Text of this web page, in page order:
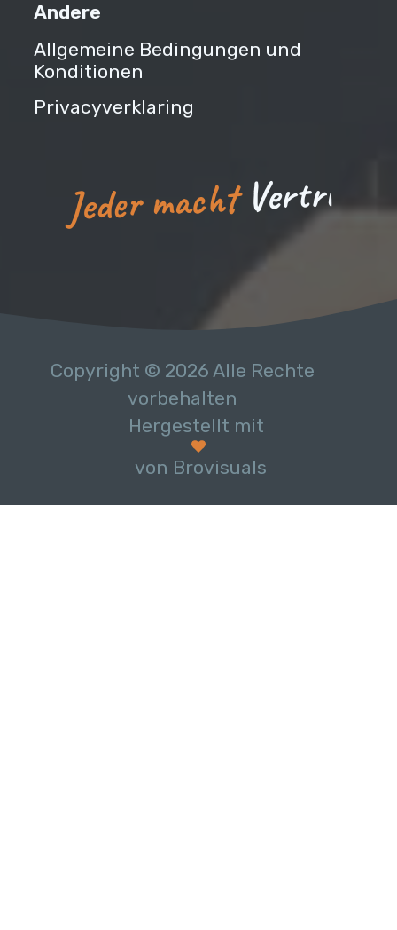
Andere
Allgemeine Bedingungen und
Konditionen
Privacyverklaring
Jeder machtVertrieb
Copyright © 2026 Alle Rechte
vorbehalten
Hergestellt mit
von Brovisuals